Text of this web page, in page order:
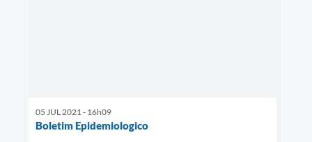
05 JUL 2021 - 16h09
Boletim Epidemiologico